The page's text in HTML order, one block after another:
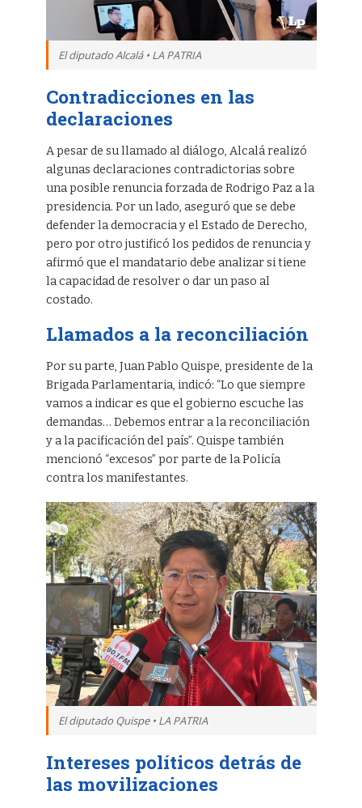
El diputado Alcalá • LA PATRIA
Contradicciones en las
declaraciones
A pesar de su llamado al diálogo, Alcalá realizó
algunas declaraciones contradictorias sobre
una posible renuncia forzada de Rodrigo Paz a la
presidencia. Por un lado, aseguró que se debe
defender la democracia y el Estado de Derecho,
pero por otro justificó los pedidos de renuncia y
afirmó que el mandatario debe analizar si tiene
la capacidad de resolver o dar un paso al
costado.
Llamados a la reconciliación
Por su parte, Juan Pablo Quispe, presidente de la
Brigada Parlamentaria, indicó: “Lo que siempre
vamos a indicar es que el gobierno escuche las
demandas… Debemos entrar a la reconciliación
y a la pacificación del país”. Quispe también
mencionó “excesos” por parte de la Policía
contra los manifestantes.
El diputado Quispe • LA PATRIA
Intereses políticos detrás de
las movilizaciones